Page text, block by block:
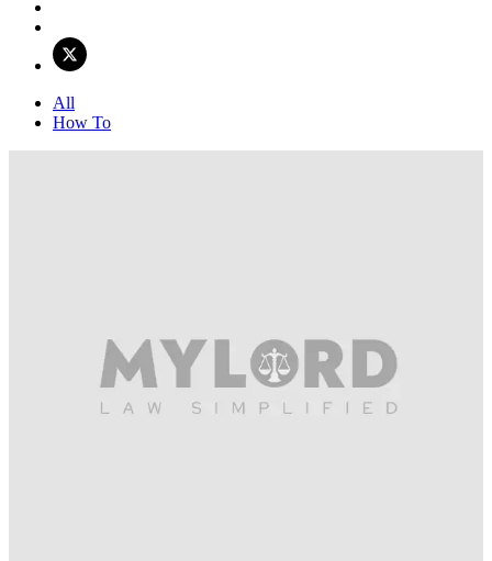
All
How To